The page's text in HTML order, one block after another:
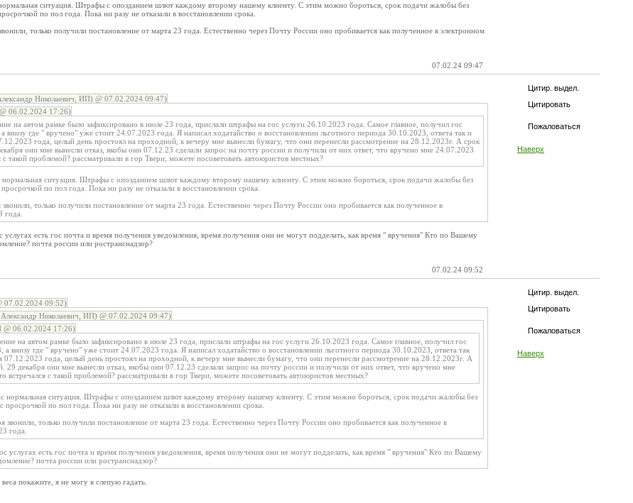
ситуация. Штрафы с опозданием шлют каждому второму нашему клиенту. С этим можно бороться, срок подачи жалобы без
по пол года. Пока ни разу не отказали в восстановлении срока.
только получили постановление от марта 23 года. Естественно через Почту России оно пробивается как полученное в электронном
07.02.24 09:47
Цитир. выдел.
Цитировать
Пожаловаться
Наверх
Николаевич, ИП) @ 07.02.2024 09:47)
06.02.2024 17:26)
на автом рамке было зафиксировано в июле 23 года, прислали штрафы на гос услуги 26.10.2023 года. Самое главное, получил гос
где " вручено" уже стоит 24.07.2023 года. Я написал ходатайство о восстановлении льготного периода 30.10.2023, ответа так и
года, целый день простоял на проходной, к вечеру мне вынесли бумагу, что они перенесли рассмотрение на 28.12.2023г. А срок
они мне вынесли отказ, якобы они 07.12.23 сделали запрос на почту россии и получили от них ответ, что вручено мне 24.07.2023
такой проблемой? рассматривали в гор Твери, можете посоветовать автоюристов местных?
нормальная ситуация. Штрафы с опозданием шлют каждому второму нашему клиенту. С этим можно бороться, срок подачи жалобы без
по пол года. Пока ни разу не отказали в восстановлении срока.
звонили, только получили постановление от марта 23 года. Естественно через Почту России оно пробивается как полученное в
года.
услугах есть гос почта и время получения уведомления, время получения они не могут подделать, как время " вручения" Кто по Вашему
почта россии или ространснадзор?
07.02.24 09:52
Цитир. выдел.
Цитировать
Пожаловаться
Наверх
09:52)
Николаевич, ИП) @ 07.02.2024 09:47)
06.02.2024 17:26)
на автом рамке было зафиксировано в июле 23 года, прислали штрафы на гос услуги 26.10.2023 года. Самое главное, получил гос
внизу где " вручено" уже стоит 24.07.2023 года. Я написал ходатайство о восстановлении льготного периода 30.10.2023, ответа так
07.12.2023 года, целый день простоял на проходной, к вечеру мне вынесли бумагу, что они перенесли рассмотрение на 28.12.2023г. А
29 декабря они мне вынесли отказ, якобы они 07.12.23 сделали запрос на почту россии и получили от них ответ, что вручено мне
с такой проблемой? рассматривали в гор Твери, можете посоветовать автоюристов местных?
нормальная ситуация. Штрафы с опозданием шлют каждому второму нашему клиенту. С этим можно бороться, срок подачи жалобы без
просрочкой по пол года. Пока ни разу не отказали в восстановлении срока.
звонили, только получили постановление от марта 23 года. Естественно через Почту России оно пробивается как полученное в
года.
услугах есть гос почта и время получения уведомления, время получения они не могут подделать, как время " вручения" Кто по Вашему
почта россии или ространснадзор?
покажите, я не могу в слепую гадать.